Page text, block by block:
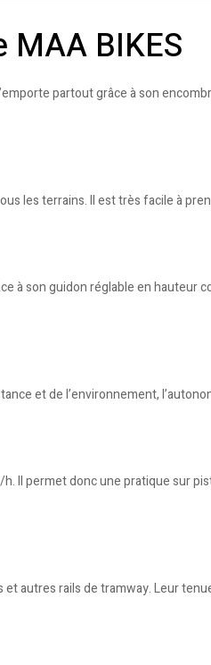
BIKES
partout grâce à son
les terrains. Il est très facile à
son guidon réglable en hauteur
et de l’environnement,
Il permet donc une pratique sur
et autres rails de tramway. Leur